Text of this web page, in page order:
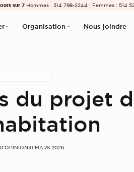
sur 7 Hommes : 514 798-2244 | Femmes : 514
Organisation Nous joindre
du projet
31 MARS 2026